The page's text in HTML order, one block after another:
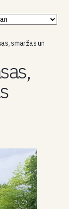
smaržas un